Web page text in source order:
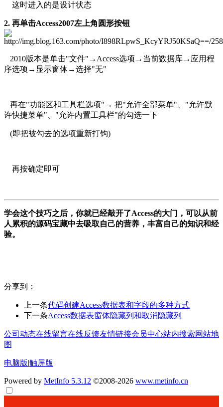
这时进入的是设计状态
2. 再单击Access2007左上角圆形按钮
2010版本是单击"文件"→Access选项→当前数据库→应用程
序选项→显示窗体→选择"无"
再在"功能区和工具栏选项"→ 把"允许全部菜单"、"允许默
许快捷菜单"、"允许内置工具栏"的勾选一下
(即把被勾去的选项重新打钩)
再按确定即可
学会这个技巧之后，你就已经敲开了Access的大门，可以从前
人累积的源码宝藏中去吸取自己的营养，丰富自己的知识和经
验。
分享到：
上一条代码创建Access数据表和字段的多种方式
下一条Access数据表窗体隐藏列和取消隐藏列
公司动态在线留言在线反馈友情链接会员中心站内搜索网站地
图
电脑版|触屏版
Powered by MetInfo 5.3.12 ©2008-2026 www.metinfo.cn